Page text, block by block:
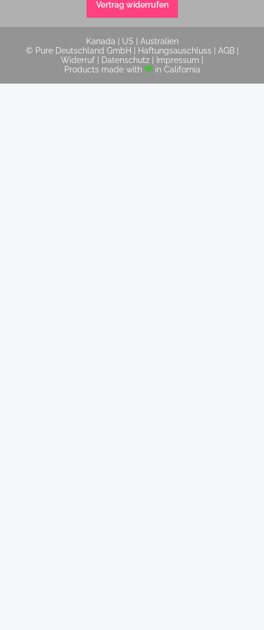
Vertrag widerrufen
Kanada US
Australien
© Pure Deutschland GmbH |
Haftungsauschluss AGB
Widerruf
Datenschutz Impressum
Products made with
in California